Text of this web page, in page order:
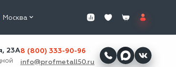
Москва
23А8 (800) 333-90-96
info@profmetall50.ru